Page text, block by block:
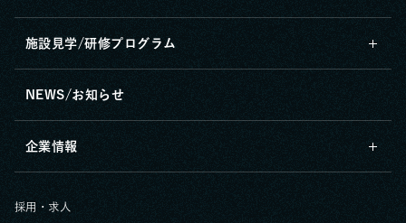
施設見学/研修プログラム
NEWS/お知らせ
企業情報
採用・求人